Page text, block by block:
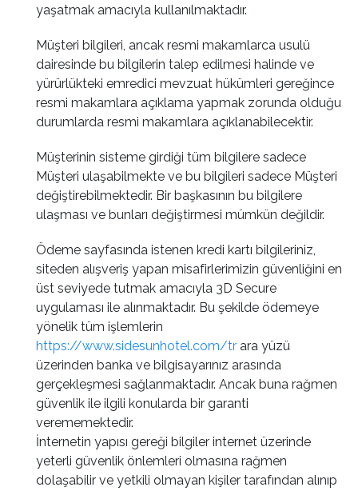
yaşatmak amacıyla kullanılmaktadır.
Müşteri bilgileri, ancak resmi makamlarca usulü
dairesinde bu bilgilerin talep edilmesi halinde ve
yürürlükteki emredici mevzuat hükümleri gereğince
resmi makamlara açıklama yapmak zorunda olduğu
durumlarda resmi makamlara açıklanabilecektir.
Müşterinin sisteme girdiği tüm bilgilere sadece
Müşteri ulaşabilmekte ve bu bilgileri sadece Müşteri
değiştirebilmektedir. Bir başkasının bu bilgilere
ulaşması ve bunları değiştirmesi mümkün değildir.
Ödeme sayfasında istenen kredi kartı bilgileriniz,
siteden alışveriş yapan misafirlerimizin güvenliğini en
üst seviyede tutmak amacıyla 3D Secure
uygulaması ile alınmaktadır. Bu şekilde ödemeye
yönelik tüm işlemlerin
https://www.sidesunhotel.com/tr ara yüzü
üzerinden banka ve bilgisayarınız arasında
gerçekleşmesi sağlanmaktadır. Ancak buna rağmen
güvenlik ile ilgili konularda bir garanti
verememektedir.
İnternetin yapısı gereği bilgiler internet üzerinde
yeterli güvenlik önlemleri olmasına rağmen
dolaşabilir ve yetkili olmayan kişiler tarafından alınıp